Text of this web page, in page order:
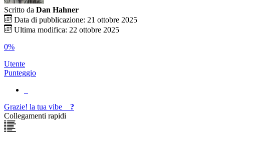
Scritto da Dan Hahner
Data di pubblicazione: 21 ottobre 2025
Ultima modifica: 22 ottobre 2025
0%
Utente
Punteggio
Grazie! la tua vibe
?
Collegamenti rapidi